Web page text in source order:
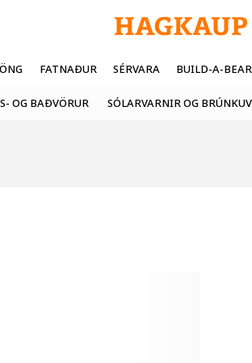
FATNAÐUR SÉRVARA BUILD-A-BEAR
OG BAÐVÖRUR SÓLARVARNIR OG